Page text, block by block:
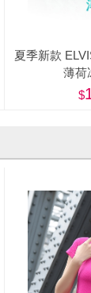
夏季新款
薄荷